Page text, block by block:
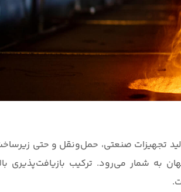
تجهیزات صنعتی، حمل‌ونقل و حتی
به شمار می‌رود. ترکیب بازیافت‌پذیری